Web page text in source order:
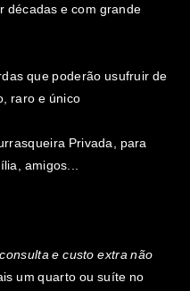
décadas e com grande
que poderão usufruir de
raro e único
Privada, para
amigos...
e custo extra não
um quarto ou suíte no